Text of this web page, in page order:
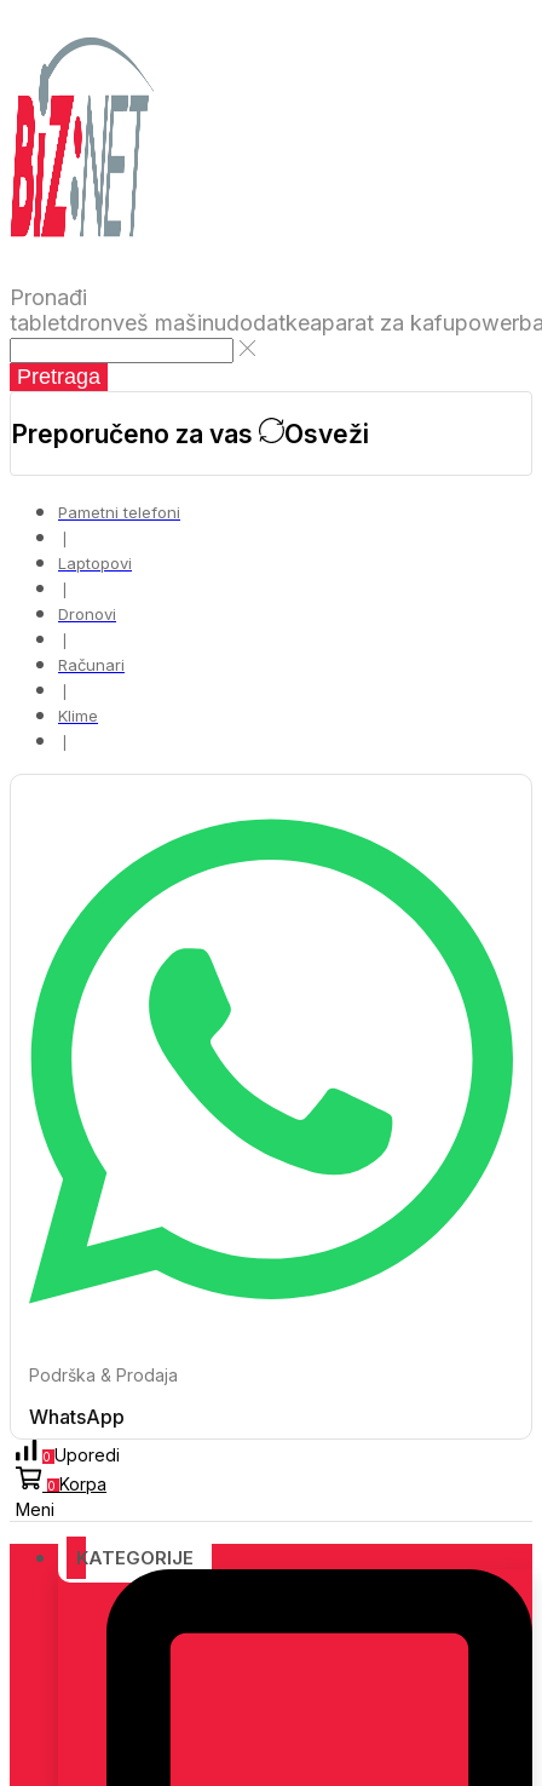
Pronađi
tabletdronveš mašinudodatkeaparat za kafu
Pretraga
Preporučeno za vas Osveži
Pametni telefoni
❘
Laptopovi
❘
Dronovi
❘
Računari
❘
Klime
❘
Podrška & Prodaja
WhatsApp
0 Uporedi
0 Korpa
Meni
KATEGORIJE